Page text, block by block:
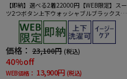
【即納】選べる2着22000円【WEB限定】スー
ツ2つボタン上下ウォッシャブルブラックスト
ライプ3シーズン対応
価格： 23,100円 (税込)
40%off
WEB価格： 13,900円 (税込)